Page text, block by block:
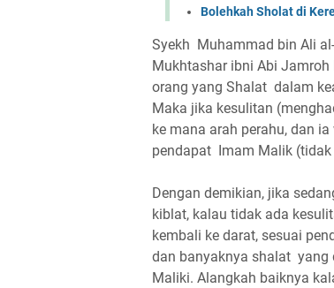
Bolehkah Sholat di
Syekh Muhammad bin Ali
Mukhtashar ibni Abi Jamroh
orang yang Shalat dalam
Maka jika kesulitan
ke mana arah perahu, dan
pendapat Imam Malik (tidak
Dengan demikian, jika
kiblat, kalau tidak ada
kembali ke darat, sesuai
dan banyaknya shalat yang
Maliki. Alangkah baiknya